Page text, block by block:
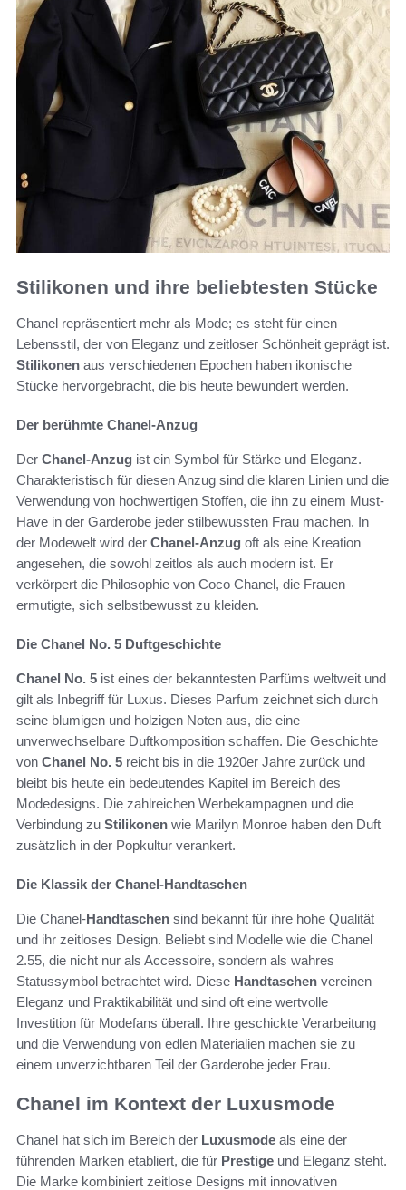
Stilikonen und ihre beliebtesten Stücke
Chanel repräsentiert mehr als Mode; es steht für einen
Lebensstil, der von Eleganz und zeitloser Schönheit geprägt ist.
Stilikonen aus verschiedenen Epochen haben ikonische
Stücke hervorgebracht, die bis heute bewundert werden.
Der berühmte Chanel-Anzug
Der Chanel-Anzug ist ein Symbol für Stärke und Eleganz.
Charakteristisch für diesen Anzug sind die klaren Linien und die
Verwendung von hochwertigen Stoffen, die ihn zu einem Must-
Have in der Garderobe jeder stilbewussten Frau machen. In
der Modewelt wird der Chanel-Anzug oft als eine Kreation
angesehen, die sowohl zeitlos als auch modern ist. Er
verkörpert die Philosophie von Coco Chanel, die Frauen
ermutigte, sich selbstbewusst zu kleiden.
Die Chanel No. 5 Duftgeschichte
Chanel No. 5 ist eines der bekanntesten Parfüms weltweit und
gilt als Inbegriff für Luxus. Dieses Parfum zeichnet sich durch
seine blumigen und holzigen Noten aus, die eine
unverwechselbare Duftkomposition schaffen. Die Geschichte
von Chanel No. 5 reicht bis in die 1920er Jahre zurück und
bleibt bis heute ein bedeutendes Kapitel im Bereich des
Modedesigns. Die zahlreichen Werbekampagnen und die
Verbindung zu Stilikonen wie Marilyn Monroe haben den Duft
zusätzlich in der Popkultur verankert.
Die Klassik der Chanel-Handtaschen
Die Chanel-Handtaschen sind bekannt für ihre hohe Qualität
und ihr zeitloses Design. Beliebt sind Modelle wie die Chanel
2.55, die nicht nur als Accessoire, sondern als wahres
Statussymbol betrachtet wird. Diese Handtaschen vereinen
Eleganz und Praktikabilität und sind oft eine wertvolle
Investition für Modefans überall. Ihre geschickte Verarbeitung
und die Verwendung von edlen Materialien machen sie zu
einem unverzichtbaren Teil der Garderobe jeder Frau.
Chanel im Kontext der Luxusmode
Chanel hat sich im Bereich der Luxusmode als eine der
führenden Marken etabliert, die für Prestige und Eleganz steht.
Die Marke kombiniert zeitlose Designs mit innovativen